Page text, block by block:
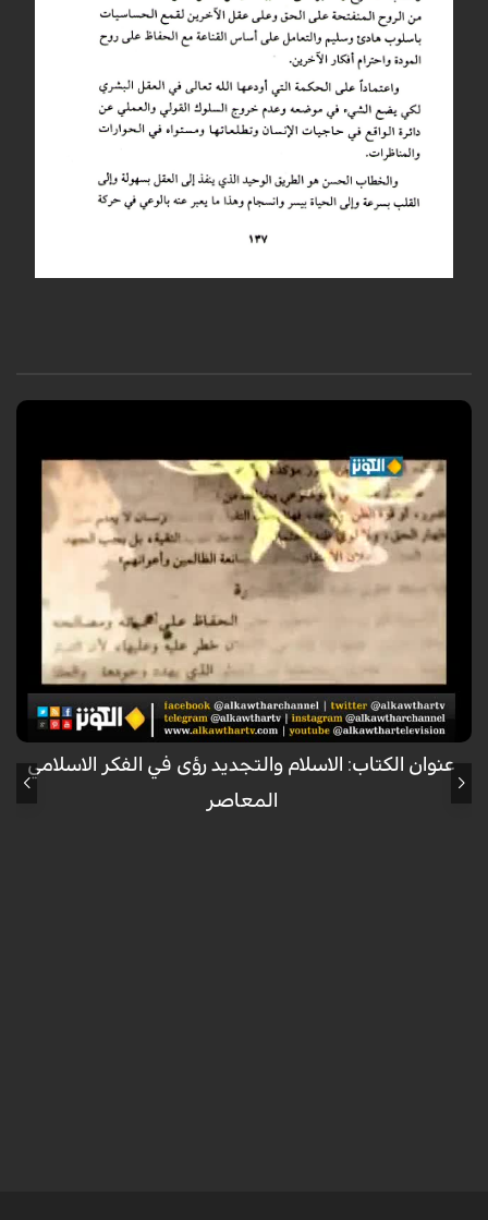
كتاب اليوم - الكوثر: كتاب "الاسلام والتجديد رؤى في الفكر الاسلامي المعاصر"
نشر: دار الروضة في بيروت
عنوان الكتاب: الاسلام والتجديد رؤى في الفكر الاسلامي
المعاصر